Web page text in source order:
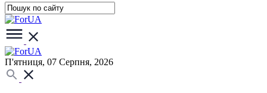
П'ятниця, 07 Серпня, 2026